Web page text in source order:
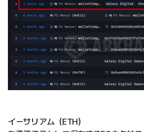
イーサリアム（ETH）